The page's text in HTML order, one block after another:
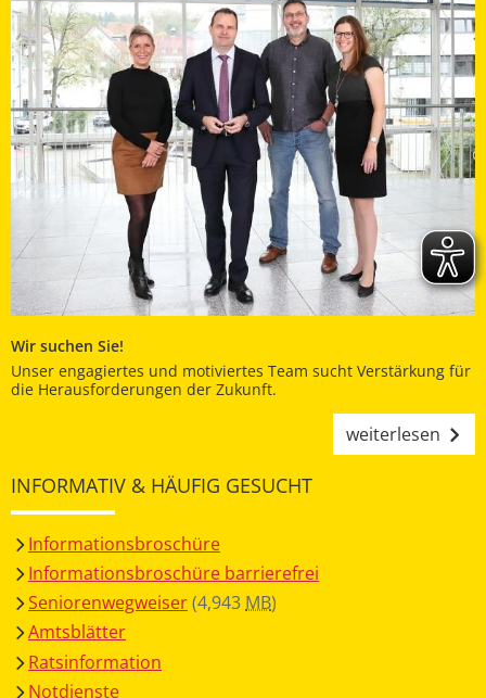
Wir suchen Sie!
Unser engagiertes und motiviertes Team sucht Verstärkung für
die Herausforderungen der Zukunft.
weiterlesen
INFORMATIV & HÄUFIG GESUCHT
Informationsbroschüre
Informationsbroschüre barrierefrei
Seniorenwegweiser(4,943 MB)
Amtsblätter
Ratsinformation
Notdienste